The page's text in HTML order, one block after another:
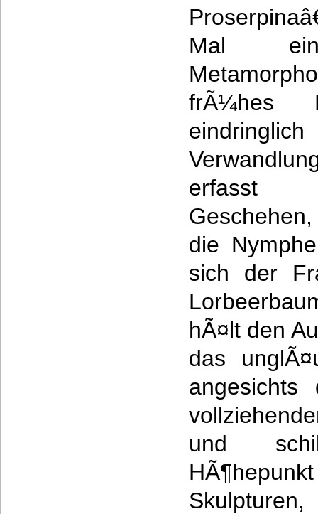
Mal
frÃ¼hes
erfasst
die
sich der
hÃ¤lt den
das
angesichts
und